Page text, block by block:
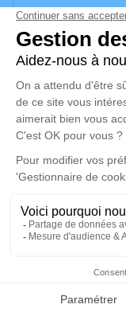
Faire-part
Nous vous
vos
anecdote ou
poèmes ou des
d'expression
ROUGIER.
Un service de
disponible ici .
lundi 20
105, Rue du